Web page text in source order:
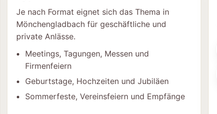
Je nach Format eignet sich das Thema in
Mönchengladbach für geschäftliche und
private Anlässe.
Meetings, Tagungen, Messen und
Firmenfeiern
Geburtstage, Hochzeiten und Jubiläen
Sommerfeste, Vereinsfeiern und Empfänge